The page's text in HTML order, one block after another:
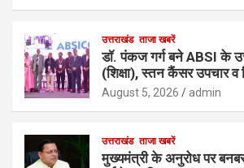
उत्तराखंड ताजा खबरें
डॉ. पंकज गर्ग बने ABSI के
(शिक्षा), स्तन कैंसर उपचार व
August 5, 2026 admin
उत्तराखंड ताजा खबरें
मुख्यमंत्री के अनुरोध पर